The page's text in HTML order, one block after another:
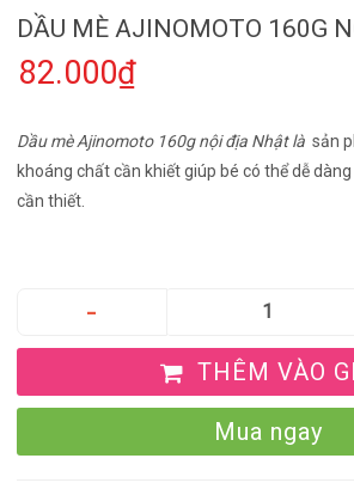
DẦU MÈ AJINOMOTO 160G
82.000₫
Dầu mè Ajinomoto 160g nội địa Nhật là sản
khoáng chất cần khiết giúp bé có thể dễ
cần thiết.
THÊM VÀO
Mua ngay